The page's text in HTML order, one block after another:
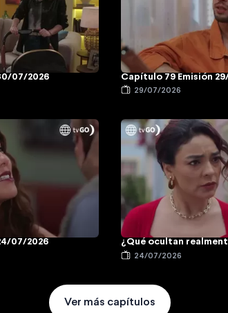
07/2026 Capítulo 79 Emisión
29/07/2026
07/2026 ¿Qué ocultan
24/07/2026
Ver más capítulos